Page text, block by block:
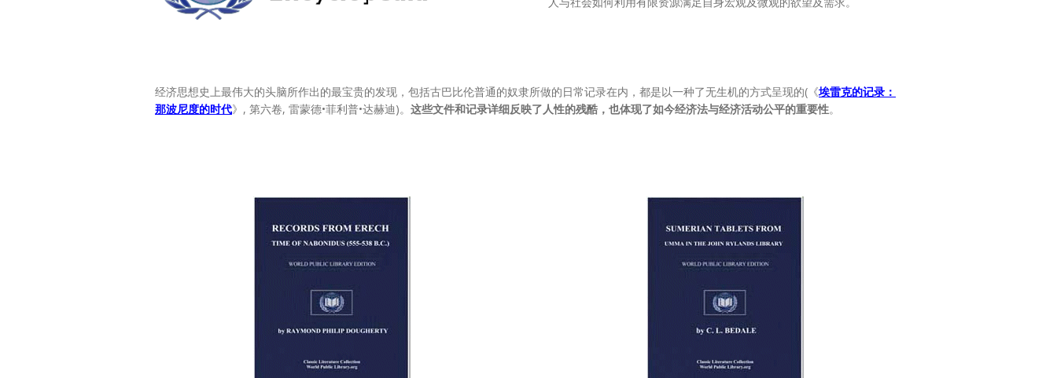
经济思想史上最伟大的头脑所作出的最宝贵的发现，包括古巴比伦普通的奴隶所做的日常记录在内，都是以一种了无生机的方式呈现的(《埃雷克的记录：
那波尼度的时代》, 第六卷, 雷蒙德•菲利普•达赫迪)。 这些文件和记录详细反映了人性的残酷，也体现了如今经济法与经济活动公平的重要性。